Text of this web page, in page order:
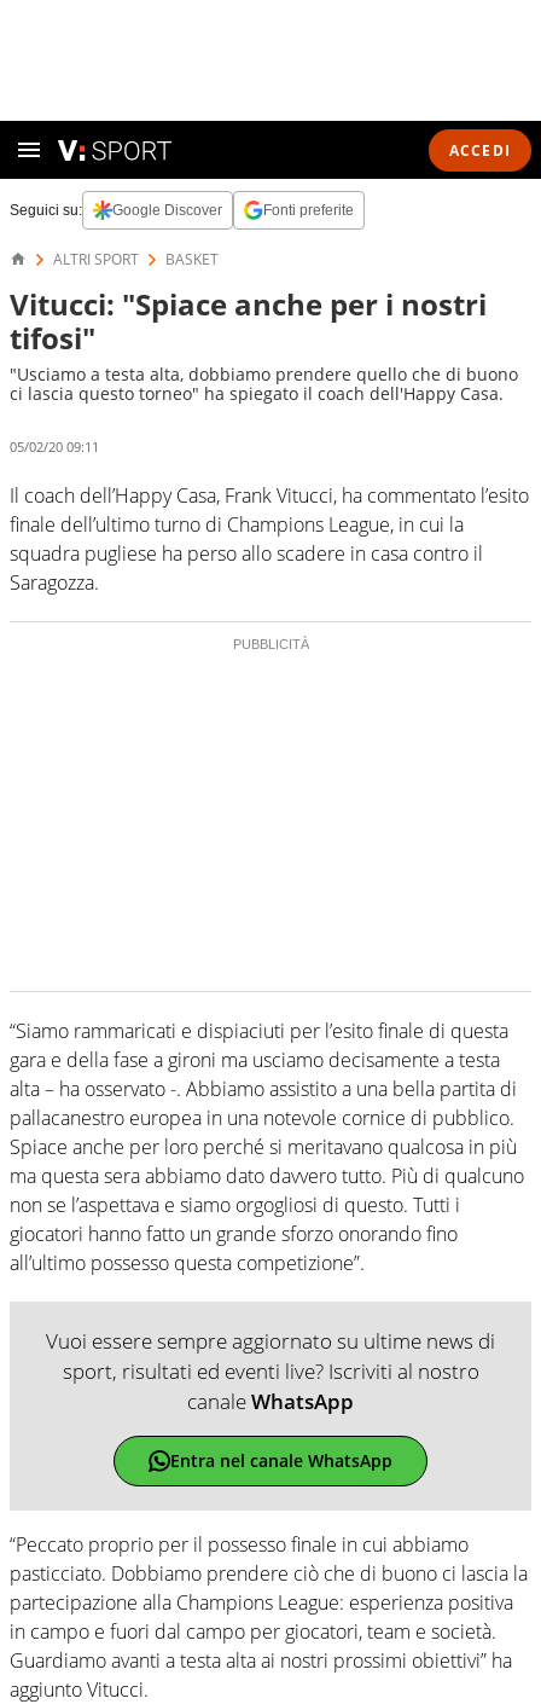
ACCEDI
Seguici su: Google Discover Fonti preferite
ALTRI SPORT BASKET
Vitucci: "Spiace anche per i nostri
tifosi"
"Usciamo a testa alta, dobbiamo prendere quello che di buono
ci lascia questo torneo" ha spiegato il coach dell'Happy Casa.
05/02/20 09:11
Il coach dell’Happy Casa, Frank Vitucci, ha commentato l’esito
finale dell’ultimo turno di Champions League, in cui la
squadra pugliese ha perso allo scadere in casa contro il
Saragozza.
“Siamo rammaricati e dispiaciuti per l’esito finale di questa
gara e della fase a gironi ma usciamo decisamente a testa
alta – ha osservato -. Abbiamo assistito a una bella partita di
pallacanestro europea in una notevole cornice di pubblico.
Spiace anche per loro perché si meritavano qualcosa in più
ma questa sera abbiamo dato davvero tutto. Più di qualcuno
non se l’aspettava e siamo orgogliosi di questo. Tutti i
giocatori hanno fatto un grande sforzo onorando fino
all’ultimo possesso questa competizione”.
Vuoi essere sempre aggiornato su ultime news di
sport, risultati ed eventi live? Iscriviti al nostro
canaleWhatsApp
Entra nel canale WhatsApp
“Peccato proprio per il possesso finale in cui abbiamo
pasticciato. Dobbiamo prendere ciò che di buono ci lascia la
partecipazione alla Champions League: esperienza positiva
in campo e fuori dal campo per giocatori, team e società.
Guardiamo avanti a testa alta ai nostri prossimi obiettivi” ha
aggiunto Vitucci.